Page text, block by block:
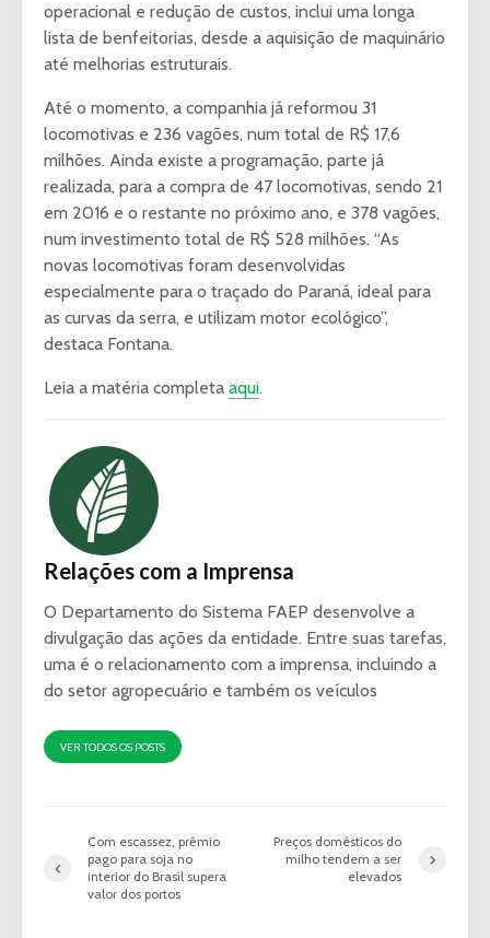
operacional e redução de custos, inclui uma longa
lista de benfeitorias, desde a aquisição de maquinário
até melhorias estruturais.
Até o momento, a companhia já reformou 31
locomotivas e 236 vagões, num total de R$ 17,6
milhões. Ainda existe a programação, parte já
realizada, para a compra de 47 locomotivas, sendo 21
em 2016 e o restante no próximo ano, e 378 vagões,
num investimento total de R$ 528 milhões. “As
novas locomotivas foram desenvolvidas
especialmente para o traçado do Paraná, ideal para
as curvas da serra, e utilizam motor ecológico”,
destaca Fontana.
Leia a matéria completa aqui.
Relações com a Imprensa
O Departamento do Sistema FAEP desenvolve a
divulgação das ações da entidade. Entre suas tarefas,
uma é o relacionamento com a imprensa, incluindo a
do setor agropecuário e também os veículos
VER TODOS OS POSTS
Com escassez, prêmio
pago para soja no
interior do Brasil supera
valor dos portos
Preços domésticos do
milho tendem a ser
elevados